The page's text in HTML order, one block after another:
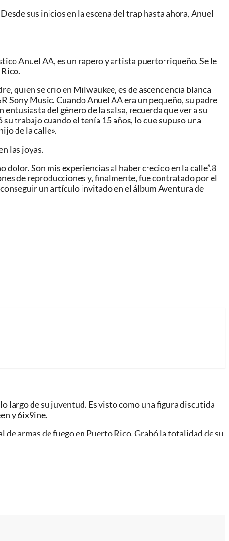
sus inicios en la escena del trap hasta ahora, Anuel
Anuel AA, es un rapero y artista puertorriqueño. Se le
quien se crio en Milwaukee, es de ascendencia blanca
Music. Cuando Anuel AA era un pequeño, su padre
del género de la salsa, recuerda que ver a su
trabajo cuando el tenía 15 años, lo que supuso una
de la calle».
las joyas.
Son mis experiencias al haber crecido en la calle”.8​
de reproducciones y, finalmente, fue contratado por el
un artículo invitado en el álbum Aventura de
largo de su juventud. Es visto como una figura discutida
y 6ix9ine.
de armas de fuego en Puerto Rico. Grabó la totalidad de su